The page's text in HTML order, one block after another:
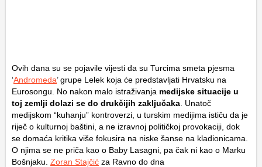
Ovih dana su se pojavile vijesti da su Turcima smeta pjesma
‘Andromeda’ grupe Lelek koja će predstavljati Hrvatsku na
Eurosongu. No nakon malo istraživanja medijske situacije u
toj zemlji dolazi se do drukčijih zaključaka . Unatoč
medijskom “kuhanju” kontroverzi, u turskim medijima ističu da je
riječ o kulturnoj baštini, a ne izravnoj političkoj provokaciji, dok
se domaća kritika više fokusira na niske šanse na kladionicama.
O njima se ne priča kao o Baby Lasagni, pa čak ni kao o Marku
Bošnjaku. Zoran Stajčić za Ravno do dna